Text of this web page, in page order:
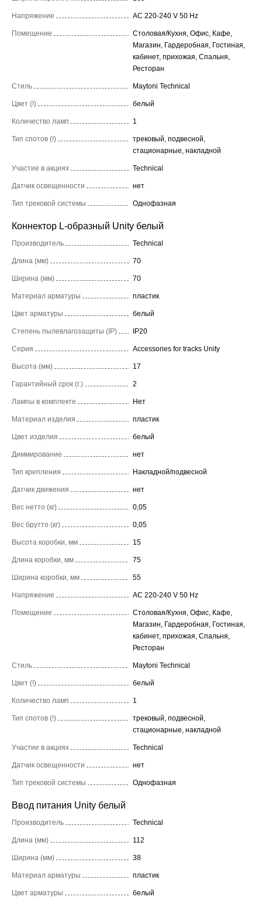
Напряжение AC 220-240 V 50 Hz
Помещение
Столовая/Кухня, Офис, Кафе,
Магазин, Гардеробная, Гостиная,
кабинет, прихожая, Спальня,
Ресторан
Стиль Maytoni Technical
Цвет (!) белый
Количество ламп 1
Тип спотов (!)
трековый, подвесной,
стационарные, накладной
Участие в акциях Technical
Датчик освещенности нет
Тип трековой системы Однофазная
Коннектор L-образный Unity белый
Производитель Technical
Длина (мм) 70
Ширина (мм) 70
Материал арматуры пластик
Цвет арматуры белый
Степень пылевлагозащиты (IP) IP20
Серия Accessories for tracks Unity
Высота (мм) 17
Гарантийный срок (г.) 2
Лампы в комплекте Нет
Материал изделия пластик
Цвет изделия белый
Диммирование нет
Тип крепления Накладной/подвесной
Датчик движения нет
Вес нетто (кг) 0,05
Вес брутто (кг) 0,05
Высота коробки, мм 15
Длина коробки, мм 75
Ширина коробки, мм 55
Напряжение AC 220-240 V 50 Hz
Помещение
Столовая/Кухня, Офис, Кафе,
Магазин, Гардеробная, Гостиная,
кабинет, прихожая, Спальня,
Ресторан
Стиль Maytoni Technical
Цвет (!) белый
Количество ламп 1
Тип спотов (!)
трековый, подвесной,
стационарные, накладной
Участие в акциях Technical
Датчик освещенности нет
Тип трековой системы Однофазная
Ввод питания Unity белый
Производитель Technical
Длина (мм) 112
Ширина (мм) 38
Материал арматуры пластик
Цвет арматуры белый